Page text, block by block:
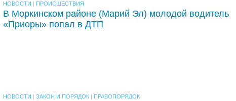
НОВОСТИ | ПРОИСШЕСТВИЯ
В Моркинском районе (Марий Эл) молодой водитель
«Приоры» попал в ДТП
НОВОСТИ | ЗАКОН И ПОРЯДОК | ПРАВОПОРЯДОК